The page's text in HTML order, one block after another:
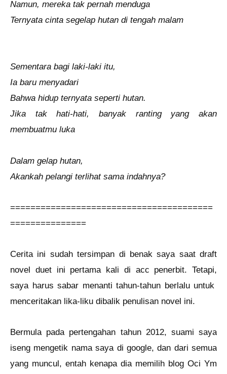
Namun, mereka tak pernah menduga
Ternyata cinta segelap hutan di tengah malam
Sementara bagi laki-laki itu,
Ia baru menyadari
Bahwa hidup ternyata seperti hutan.
Jika tak hati-hati, banyak ranting yang akan
membuatmu luka
Dalam gelap hutan,
Akankah pelangi terlihat sama indahnya?
========================================
===============
Cerita ini sudah tersimpan di benak saya saat draft
novel duet ini pertama kali di acc penerbit. Tetapi,
saya harus sabar menanti tahun-tahun berlalu untuk
menceritakan lika-liku dibalik penulisan novel ini.
Bermula pada pertengahan tahun 2012, suami saya
iseng mengetik nama saya di google, dan dari semua
yang muncul, entah kenapa dia memilih blog Oci Ym